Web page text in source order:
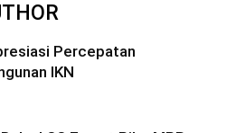
Percepatan
IKN